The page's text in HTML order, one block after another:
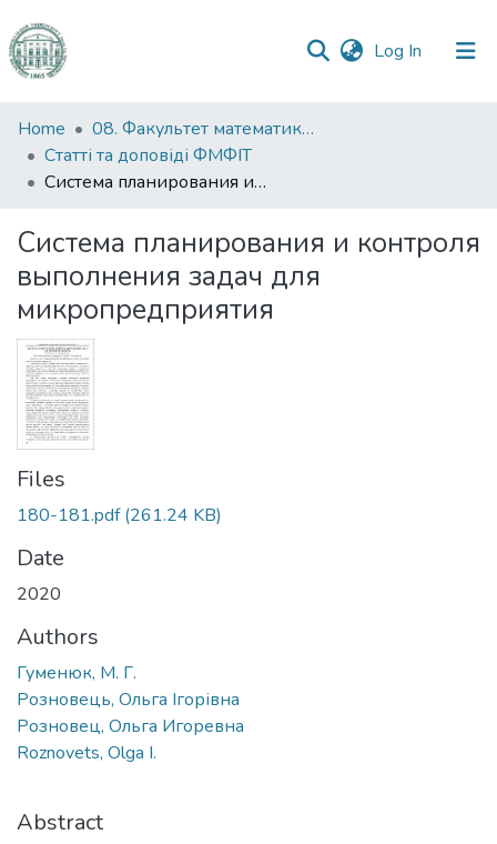
Log In (current)
Communities
&
Collections
Statistics
Home
08. Факультет математики, фізики та інформаційних технологій
Статті та доповіді ФМФІТ
Система планирования и контроля выполнения задач для микропредприятия
Система планирования и контроля
выполнения задач для
микропредприятия
Files
180-181.pdf(261.24 KB)
Date
2020
Authors
Гуменюк, М. Г.
Розновець, Ольга Ігорівна
Розновец, Ольга Игоревна
Roznovets, Olga I.
Abstract